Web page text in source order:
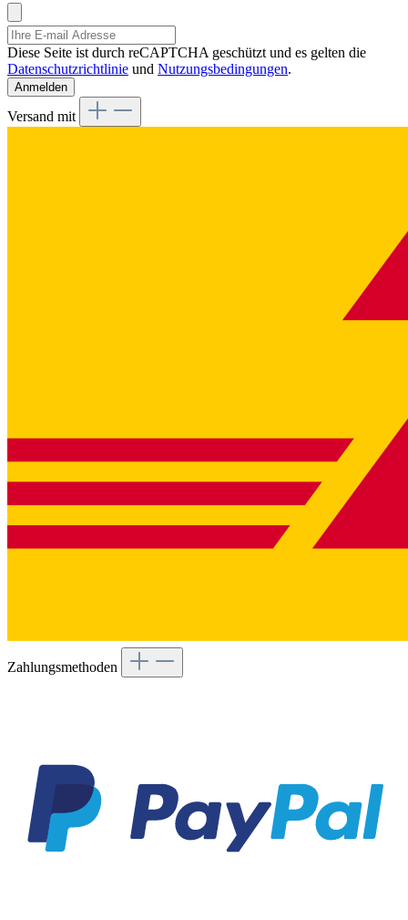
Diese Seite ist durch reCAPTCHA geschützt und es gelten die
Datenschutzrichtlinie und Nutzungsbedingungen.
Anmelden
Versand mit
Zahlungsmethoden